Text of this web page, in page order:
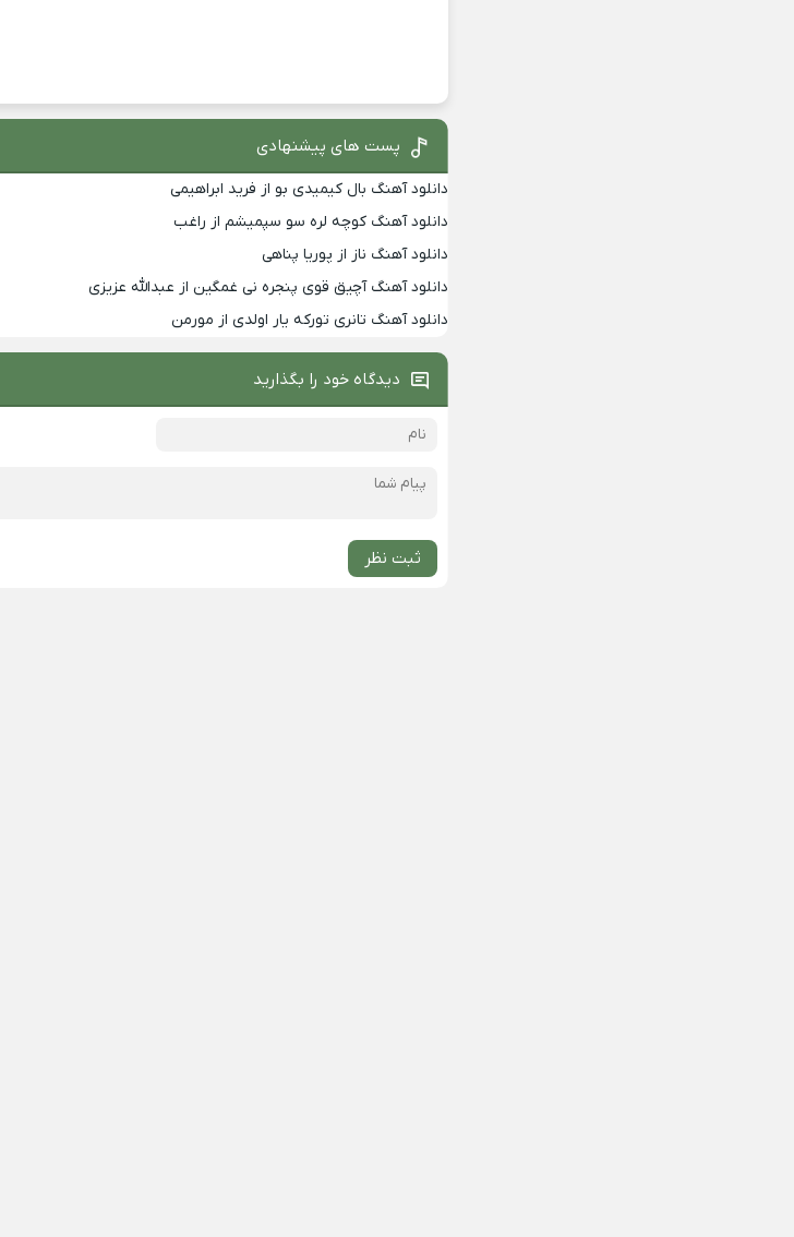
پست های پیشنهادی
دانلود آهنگ بال کیمیدی بو از فرید ابراهیمی
دانلود آهنگ کوچه لره سو سپمیشم از راغب
دانلود آهنگ ناز از پوریا پناهی
دانلود آهنگ آچیق قوی پنجره نی غمگین از عبدالله عزیزی
دانلود آهنگ تانری تورکه یار اولدی از مورمن
دیدگاه خود را بگذارید
ثبت نظر